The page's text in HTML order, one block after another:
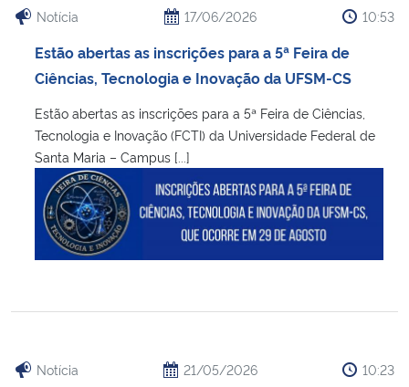
Notícia 17/06/2026 10:53
Estão abertas as inscrições para a 5ª Feira de
Ciências, Tecnologia e Inovação da UFSM-CS
Estão abertas as inscrições para a 5ª Feira de Ciências,
Tecnologia e Inovação (FCTI) da Universidade Federal de
Santa Maria – Campus [...]
Notícia 21/05/2026 10:23